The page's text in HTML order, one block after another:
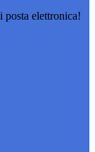
posta elettronica!